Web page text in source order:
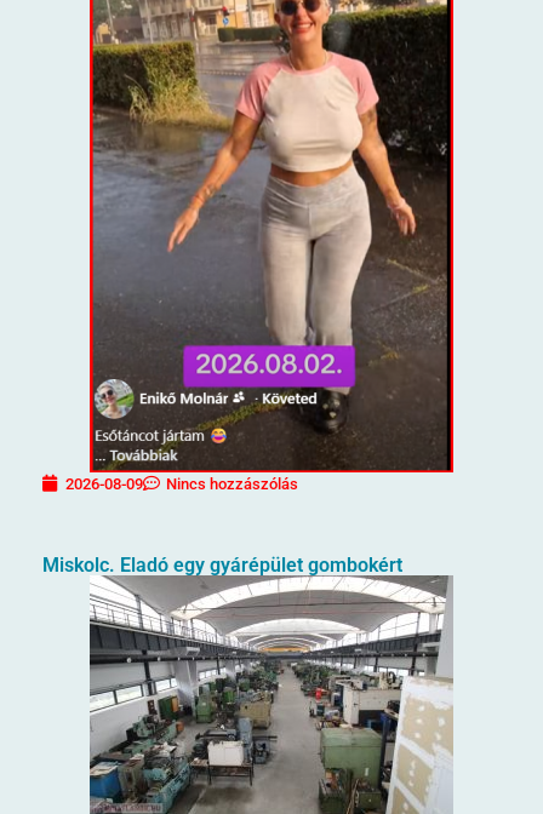
2026-08-09 Nincs hozzászólás
Miskolc. Eladó egy gyárépület gombokért